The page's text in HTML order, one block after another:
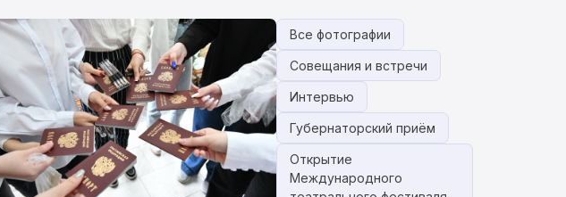
Все фотографии
Совещания и встречи
Интервью
Губернаторский приём
Открытие
Международного